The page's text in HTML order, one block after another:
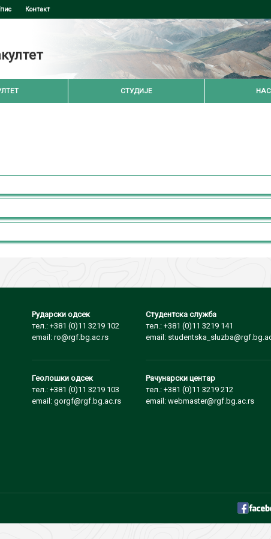
Контакт
СТУДИЈЕ
Рударски одсек
тел.: +381 (0)11 3219 102
email: ro@rgf.bg.ac.rs
Геолошки одсек
тел.: +381 (0)11 3219 103
email: gorgf@rgf.bg.ac.rs
Студентска служба
тел.: +381 (0)11 3219 141
email:
Рачунарски центар
тел.: +381 (0)11 3219 212
email: webmaster@rgf.bg.ac.rs